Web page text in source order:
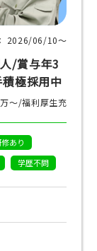
2026/06/10〜
/賞与年3
極採用中
～/福利厚生充
あり
学歴不問